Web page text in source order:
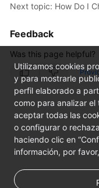
Feedback
Was this page helpful?
Utilizamos cookies
y para mostrarle
perfil elaborado a
como para analizar
aceptar todas las
o configurar o
haciendo clic en
información, por